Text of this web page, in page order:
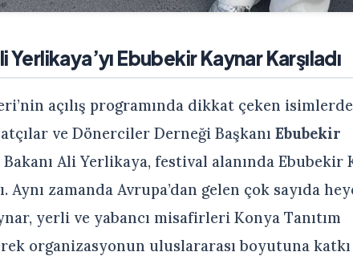
Yerlikaya’yı Ebubekir Kaynar Karşıladı
açılış programında dikkat çeken
ve Dönerciler Derneği Başkanı Ebubekir
Ali Yerlikaya, festival alanında Ebubekir
Aynı zamanda Avrupa’dan gelen çok sayıda
yerli ve yabancı misafirleri Konya Tanıtım
organizasyonun uluslararası boyutuna